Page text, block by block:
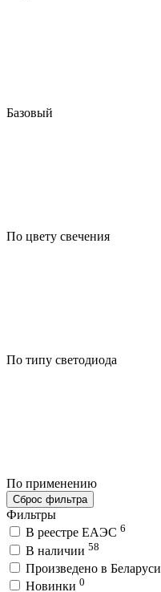
Базовый
По цвету свечения
По типу светодиода
По применению
Сброс фильтра
Фильтры
В реестре ЕАЭС 6
В наличии 58
Произведено в Беларуси
Новинки 0